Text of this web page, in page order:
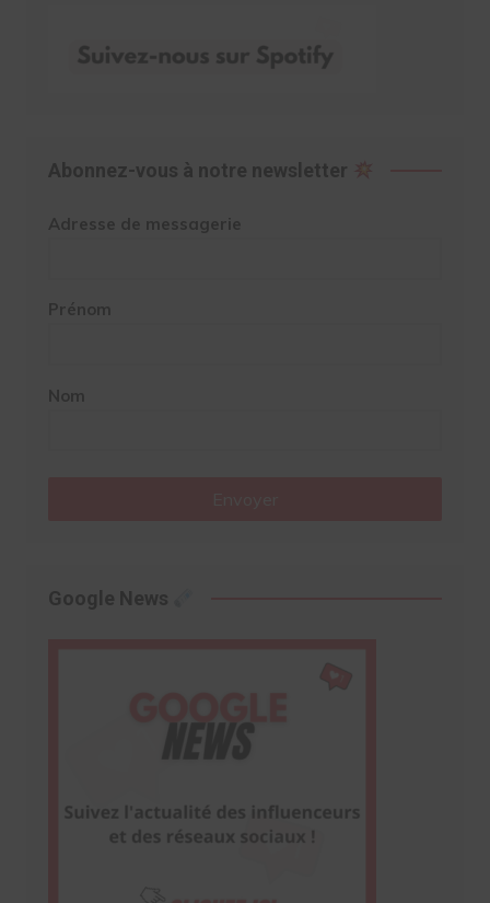
Abonnez-vous à notre newsletter
Adresse de messagerie
Prénom
Nom
Google News